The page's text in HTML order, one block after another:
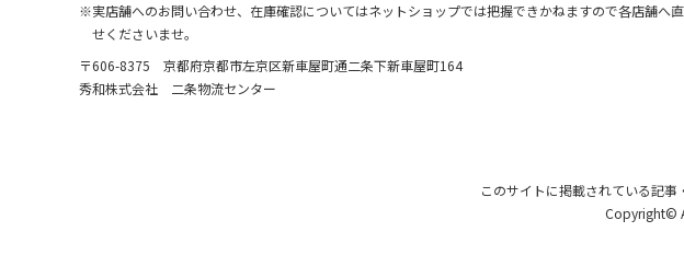
実店舗へのお問い合わせ、在庫確認についてはネットショップでは把握できかねますので各店舗へ
せくださいませ。
〒606-8375 京都府京都市左京区新車屋町通二条下新車屋町164
秀和株式会社 二条物流センター
このサイトに掲載されている記事
Copyright©